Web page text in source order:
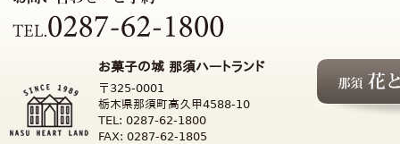
お菓子の城 那須ハートランド
〒325-0001
栃木県那須町高久甲4588-10
TEL: 0287-62-1800
FAX: 0287-62-1805